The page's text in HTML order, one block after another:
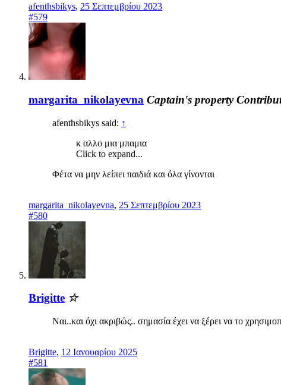
afenthsbikys, 25 Σεπτεμβρίου 2023
#579
margarita_nikolayevna Captain's property
afenthsbikys said: ↑
κ αλλο μια μπαμια
Click to expand...
Φέτα να μην λείπει παιδιά και όλα γίνονται
margarita_nikolayevna, 25 Σεπτεμβρίου 2023
#580
Brigitte ☆
Ναι..και όχι ακριβώς.. σημασία έχει να ξέρει να το
Brigitte, 12 Ιανουαρίου 2025
#581